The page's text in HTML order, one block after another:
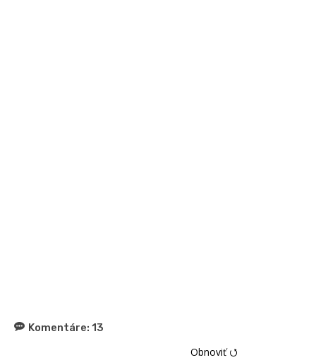
Komentáre: 13
Obnoviť ⭯